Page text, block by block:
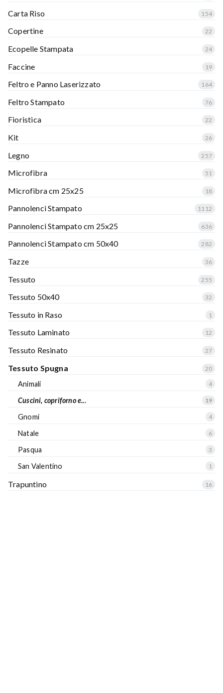
Carta Riso
154
Copertine 22
Ecopelle Stampata 24
Faccine 19
Feltro e Panno Laserizzato 164
Feltro Stampato 76
Fioristica 22
Kit 26
Legno 257
Microfibra 51
Microfibra cm 25x25 18
Pannolenci Stampato 1112
Pannolenci Stampato cm 25x25 636
Pannolenci Stampato cm 50x40 282
Tazze 36
Tessuto 255
Tessuto 50x40 32
Tessuto in Raso 1
Tessuto Laminato 12
Tessuto Resinato 27
Tessuto Spugna 20
Animali 4
Cuscini, copriforno e... 19
Gnomi 4
Natale 6
Pasqua 3
San Valentino 1
Trapuntino 16